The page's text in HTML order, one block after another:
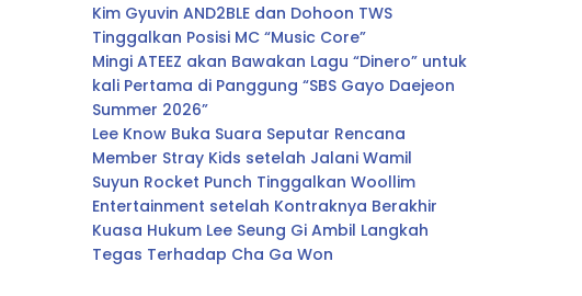
Kim Gyuvin AND2BLE dan Dohoon TWS
Tinggalkan Posisi MC “Music Core”
Mingi ATEEZ akan Bawakan Lagu “Dinero” untuk
kali Pertama di Panggung “SBS Gayo Daejeon
Summer 2026”
Lee Know Buka Suara Seputar Rencana
Member Stray Kids setelah Jalani Wamil
Suyun Rocket Punch Tinggalkan Woollim
Entertainment setelah Kontraknya Berakhir
Kuasa Hukum Lee Seung Gi Ambil Langkah
Tegas Terhadap Cha Ga Won